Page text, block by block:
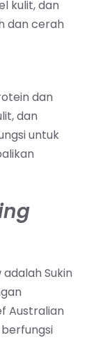
kulit⁣⁣, dan
dan cerah⁣⁣⁣⁣⁣⁣⁣⁣
dan
dan
untuk
Sukin
Australian